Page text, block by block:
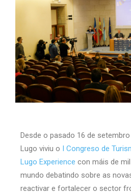
Desde o pasado 16 de
Lugo viviu o I Congreso de
Lugo Experience con máis de
mundo debatindo sobre as
reactivar e fortalecer o sector